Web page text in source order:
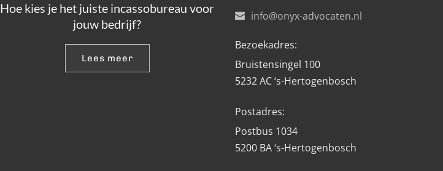
Hoe kies je het juiste incassobureau voor
jouw bedrijf?
Lees meer
info@onyx-advocaten.nl
Bezoekadres:
Bruistensingel 100
5232 AC ‘s-Hertogenbosch
Postadres:
Postbus 1034
5200 BA ‘s-Hertogenbosch